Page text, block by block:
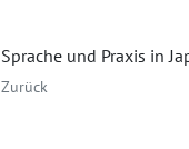
Sprache und Praxis in
Zurück